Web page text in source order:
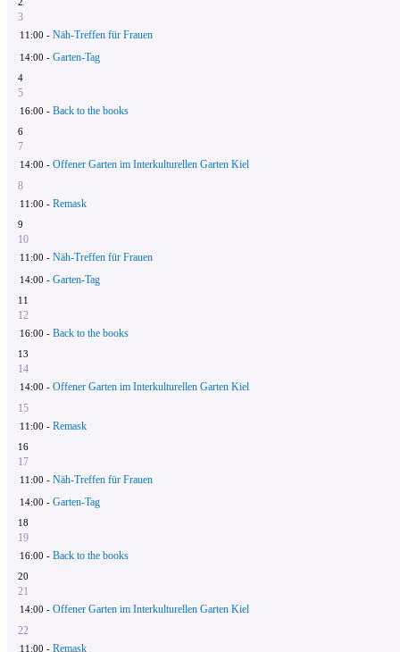
3
11:00 - Näh-Treffen für Frauen
14:00 - Garten-Tag
4
5
16:00 - Back to the books
6
7
14:00 - Offener Garten im Interkulturellen Garten Kiel
8
11:00 - Remask
9
10
11:00 - Näh-Treffen für Frauen
14:00 - Garten-Tag
11
12
16:00 - Back to the books
13
14
14:00 - Offener Garten im Interkulturellen Garten Kiel
15
11:00 - Remask
16
17
11:00 - Näh-Treffen für Frauen
14:00 - Garten-Tag
18
19
16:00 - Back to the books
20
21
14:00 - Offener Garten im Interkulturellen Garten Kiel
22
11:00 - Remask